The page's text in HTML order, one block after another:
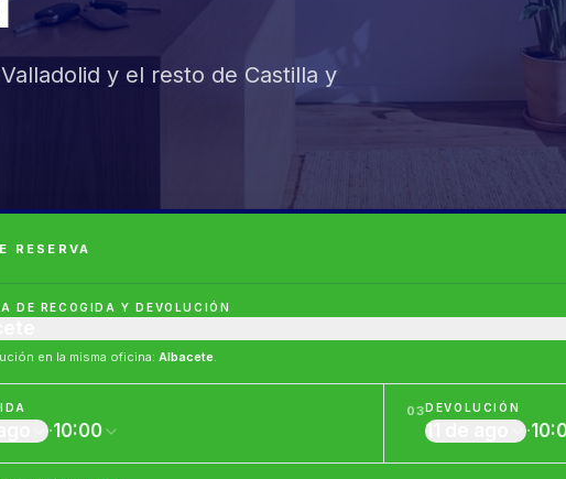
y el resto de Castilla y
RESERVA
DE RECOGIDA Y DEVOLUCIÓN
en la misma oficina:Albacete.
·10:00
03DEVOLUCIÓN
11 de ago ·